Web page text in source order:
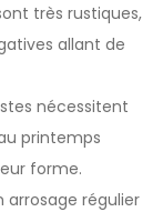
très rustiques,
allant de
nécessitent
printemps
forme.
arrosage régulier